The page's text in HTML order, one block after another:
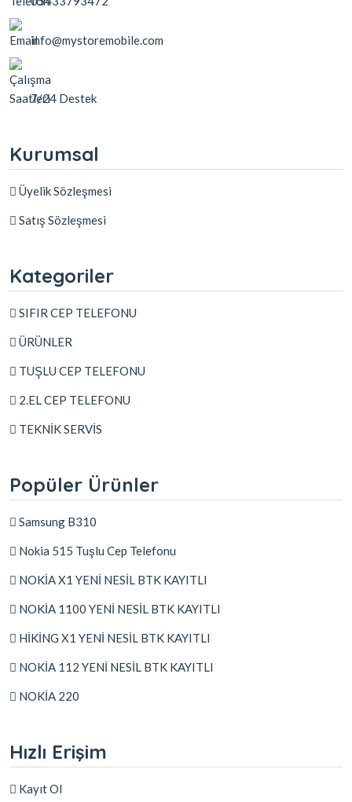
info@mystoremobile.com
7/24 Destek
Kurumsal
Üyelik Sözleşmesi
Satış Sözleşmesi
Kategoriler
SIFIR CEP TELEFONU
ÜRÜNLER
TUŞLU CEP TELEFONU
2.EL CEP TELEFONU
TEKNİK SERVİS
Popüler Ürünler
Samsung B310
Nokia 515 Tuşlu Cep Telefonu
NOKİA X1 YENİ NESİL BTK KAYITLI
NOKİA 1100 YENİ NESİL BTK KAYITLI
HİKİNG X1 YENİ NESİL BTK KAYITLI
NOKİA 112 YENİ NESİL BTK KAYITLI
NOKİA 220
Hızlı Erişim
Kayıt Ol